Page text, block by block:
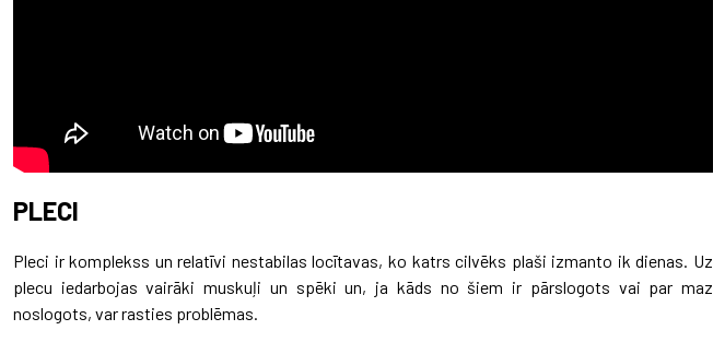
PLECI
Pleci ir komplekss un relatīvi nestabilas locītavas, ko katrs cilvēks plaši izmanto ik dienas. Uz
plecu iedarbojas vairāki muskuļi un spēki un, ja kāds no šiem ir pārslogots vai par maz
noslogots, var rasties problēmas.